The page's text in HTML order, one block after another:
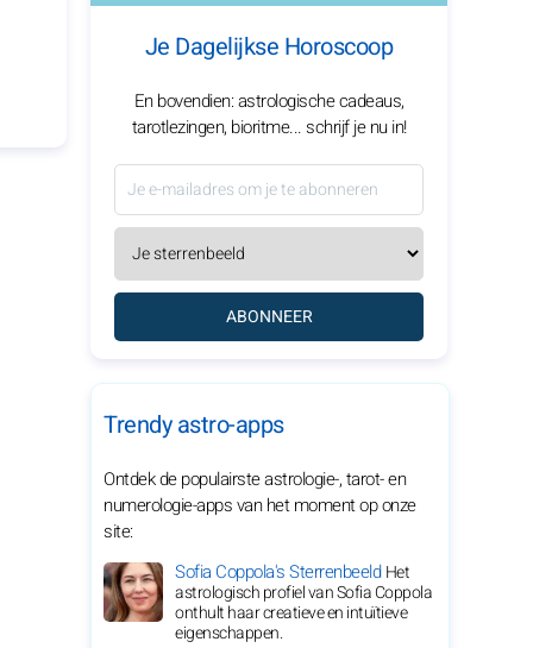
Je Dagelijkse Horoscoop
En bovendien: astrologische cadeaus,
tarotlezingen, bioritme... schrijf je nu in!
ABONNEER
Trendy astro-apps
Ontdek de populairste astrologie-, tarot- en
numerologie-apps van het moment op onze
site:
Sofia Coppola's SterrenbeeldHet
astrologisch profiel van Sofia Coppola
onthult haar creatieve en intuïtieve
eigenschappen.